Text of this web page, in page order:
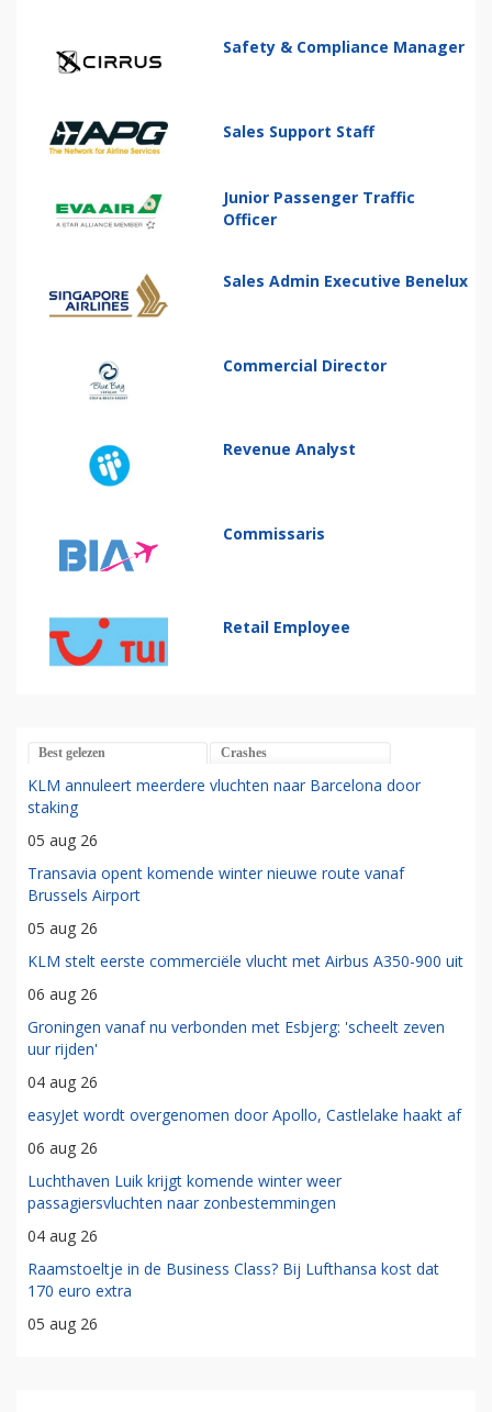
Safety & Compliance Manager
Sales Support Staff
Junior Passenger Traffic
Officer
Sales Admin Executive Benelux
Commercial Director
Revenue Analyst
Commissaris
Retail Employee
Best gelezen Crashes
KLM annuleert meerdere vluchten naar Barcelona door
staking
05 aug 26
Transavia opent komende winter nieuwe route vanaf
Brussels Airport
05 aug 26
KLM stelt eerste commerciële vlucht met Airbus A350-900 uit
06 aug 26
Groningen vanaf nu verbonden met Esbjerg: 'scheelt zeven
uur rijden'
04 aug 26
easyJet wordt overgenomen door Apollo, Castlelake haakt af
06 aug 26
Luchthaven Luik krijgt komende winter weer
passagiersvluchten naar zonbestemmingen
04 aug 26
Raamstoeltje in de Business Class? Bij Lufthansa kost dat
170 euro extra
05 aug 26